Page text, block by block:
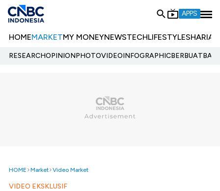
APPS
HOMEMARKETMY MONEYNEWSTECHLIFESTYLESHARIA
RESEARCHOPINIONPHOTOVIDEOINFOGRAPHIC
HOME Market Video Market
VIDEO EKSKLUSIF